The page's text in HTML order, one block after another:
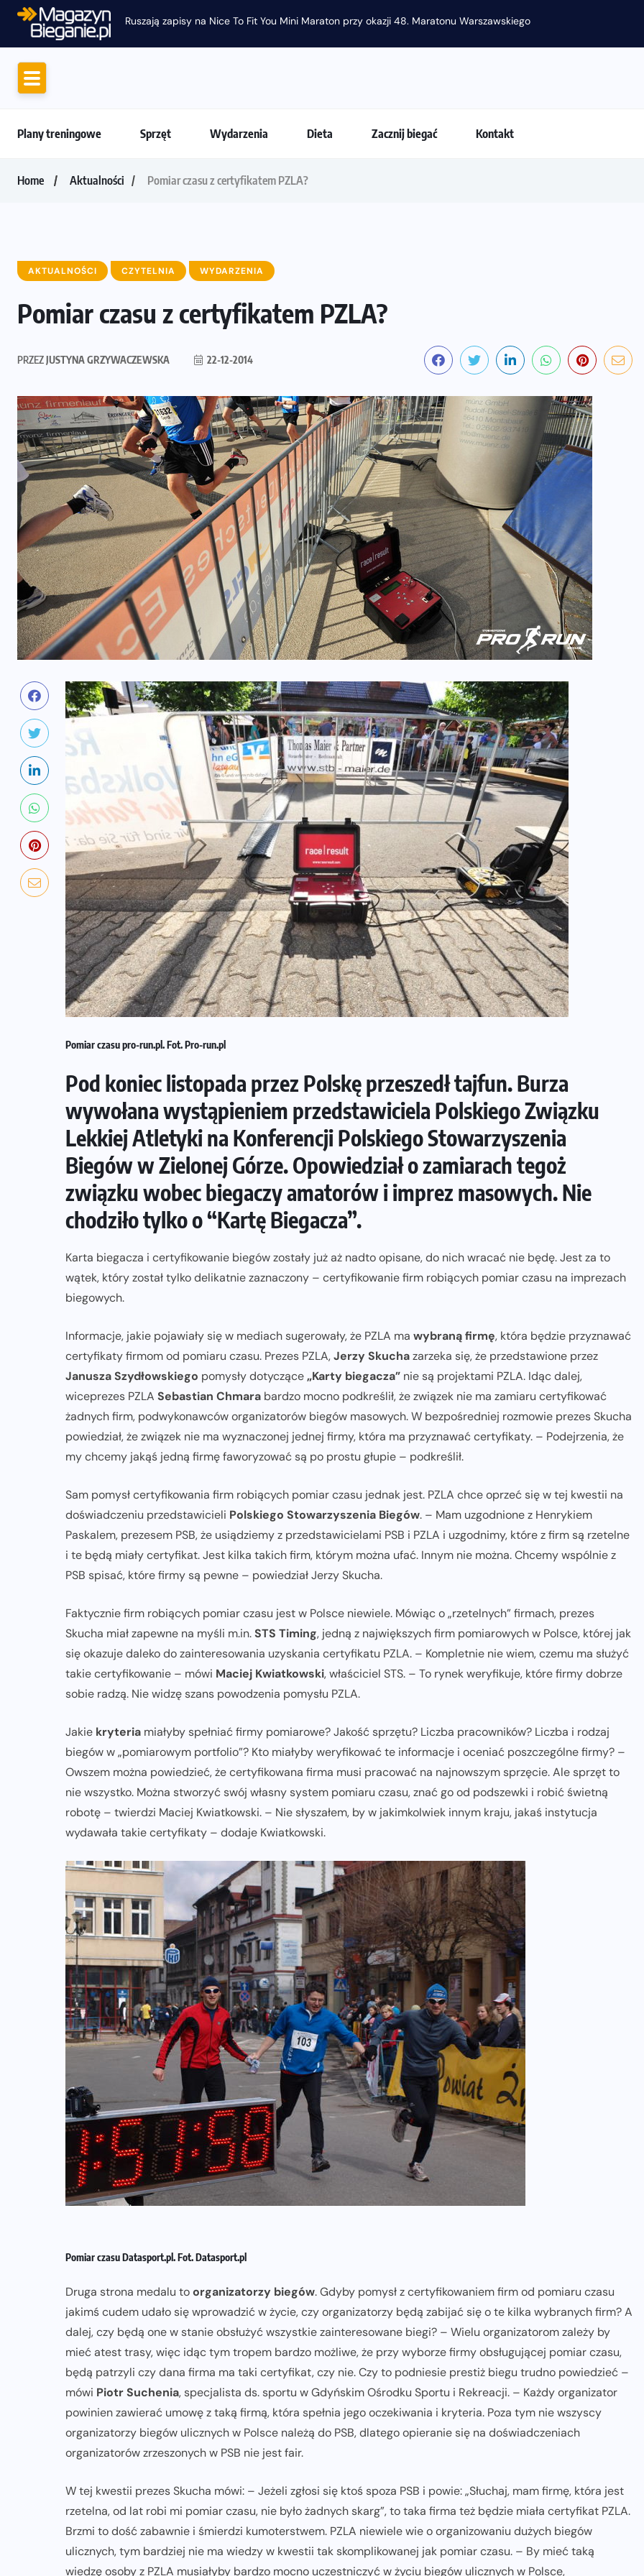
Ruszają zapisy na Nice To Fit You Mini Maraton przy okazji 48. Maratonu Warszawskiego
Plany treningowe Sprzęt Wydarzenia Dieta Zacznij biegać Kontakt
Home Aktualności Pomiar czasu z certyfikatem PZLA?
AKTUALNOŚCI CZYTELNIA WYDARZENIA
Pomiar czasu z certyfikatem PZLA?
PRZEZJUSTYNA GRZYWACZEWSKA 22-12-2014
Pomiar czasu pro-run.pl. Fot. Pro-run.pl
Pod koniec listopada przez Polskę przeszedł tajfun. Burza
wywołana wystąpieniem przedstawiciela Polskiego Związku
Lekkiej Atletyki na Konferencji Polskiego Stowarzyszenia
Biegów w Zielonej Górze. Opowiedział o zamiarach tegoż
związku wobec biegaczy amatorów i imprez masowych. Nie
chodziło tylko o “Kartę Biegacza”.
Karta biegacza i certyfikowanie biegów zostały już aż nadto opisane, do nich wracać nie będę. Jest za to
wątek, który został tylko delikatnie zaznaczony – certyfikowanie firm robiących pomiar czasu na imprezach
biegowych.
Informacje, jakie pojawiały się w mediach sugerowały, że PZLA ma wybraną firmę, która będzie przyznawać
certyfikaty firmom od pomiaru czasu. Prezes PZLA,Jerzy Skuchazarzeka się, że przedstawione przez
Janusza Szydłowskiego pomysły dotyczące„Karty biegacza” nie są projektami PZLA. Idąc dalej,
wiceprezes PZLA Sebastian Chmara bardzo mocno podkreślił, że związek nie ma zamiaru certyfikować
żadnych firm, podwykonawców organizatorów biegów masowych. W bezpośredniej rozmowie prezes Skucha
powiedział, że związek nie ma wyznaczonej jednej firmy, która ma przyznawać certyfikaty. – Podejrzenia, że
my chcemy jakąś jedną firmę faworyzować są po prostu głupie – podkreślił.
Sam pomysł certyfikowania firm robiących pomiar czasu jednak jest. PZLA chce oprzeć się w tej kwestii na
doświadczeniu przedstawicieli Polskiego Stowarzyszenia Biegów. – Mam uzgodnione z Henrykiem
Paskalem, prezesem PSB, że usiądziemy z przedstawicielami PSB i PZLA i uzgodnimy, które z firm są rzetelne
i te będą miały certyfikat. Jest kilka takich firm, którym można ufać. Innym nie można. Chcemy wspólnie z
PSB spisać, które firmy są pewne – powiedział Jerzy Skucha.
Faktycznie firm robiących pomiar czasu jest w Polsce niewiele. Mówiąc o „rzetelnych” firmach, prezes
Skucha miał zapewne na myśli m.in.STS Timing, jedną z największych firm pomiarowych w Polsce, której jak
się okazuje daleko do zainteresowania uzyskania certyfikatu PZLA. – Kompletnie nie wiem, czemu ma służyć
takie certyfikowanie – mówi Maciej Kwiatkowski, właściciel STS. – To rynek weryfikuje, które firmy dobrze
sobie radzą. Nie widzę szans powodzenia pomysłu PZLA.
Jakie kryteria miałyby spełniać firmy pomiarowe? Jakość sprzętu? Liczba pracowników? Liczba i rodzaj
biegów w „pomiarowym portfolio”? Kto miałyby weryfikować te informacje i oceniać poszczególne firmy? –
Owszem można powiedzieć, że certyfikowana firma musi pracować na najnowszym sprzęcie. Ale sprzęt to
nie wszystko. Można stworzyć swój własny system pomiaru czasu, znać go od podszewki i robić świetną
robotę – twierdzi Maciej Kwiatkowski. – Nie słyszałem, by w jakimkolwiek innym kraju, jakaś instytucja
wydawała takie certyfikaty – dodaje Kwiatkowski.
Pomiar czasu Datasport.pl. Fot. Datasport.pl
Druga strona medalu toorganizatorzy biegów. Gdyby pomysł z certyfikowaniem firm od pomiaru czasu
jakimś cudem udało się wprowadzić w życie, czy organizatorzy będą zabijać się o te kilka wybranych firm? A
dalej, czy będą one w stanie obsłużyć wszystkie zainteresowane biegi? – Wielu organizatorom zależy by
mieć atest trasy, więc idąc tym tropem bardzo możliwe, że przy wyborze firmy obsługującej pomiar czasu,
będą patrzyli czy dana firma ma taki certyfikat, czy nie. Czy to podniesie prestiż biegu trudno powiedzieć –
mówi Piotr Suchenia, specjalista ds. sportu w Gdyńskim Ośrodku Sportu i Rekreacji. – Każdy organizator
powinien zawierać umowę z taką firmą, która spełnia jego oczekiwania i kryteria. Poza tym nie wszyscy
organizatorzy biegów ulicznych w Polsce należą do PSB, dlatego opieranie się na doświadczeniach
organizatorów zrzeszonych w PSB nie jest fair.
W tej kwestii prezes Skucha mówi: – Jeżeli zgłosi się ktoś spoza PSB i powie: „Słuchaj, mam firmę, która jest
rzetelna, od lat robi mi pomiar czasu, nie było żadnych skarg”, to taka firma też będzie miała certyfikat PZLA.
Brzmi to dość zabawnie i śmierdzi kumoterstwem. PZLA niewiele wie o organizowaniu dużych biegów
ulicznych, tym bardziej nie ma wiedzy w kwestii tak skomplikowanej jak pomiar czasu. – By mieć taką
wiedzę osoby z PZLA musiałyby bardzo mocno uczestniczyć w życiu biegów ulicznych w Polsce,
NADCHODZĄCE IMPREZY WYDARZENIA
Trasa Nice To Fit You Warszawskiej
Dychy 2026. Szybkie 10 km i emocje
największego maratonu w Polsce